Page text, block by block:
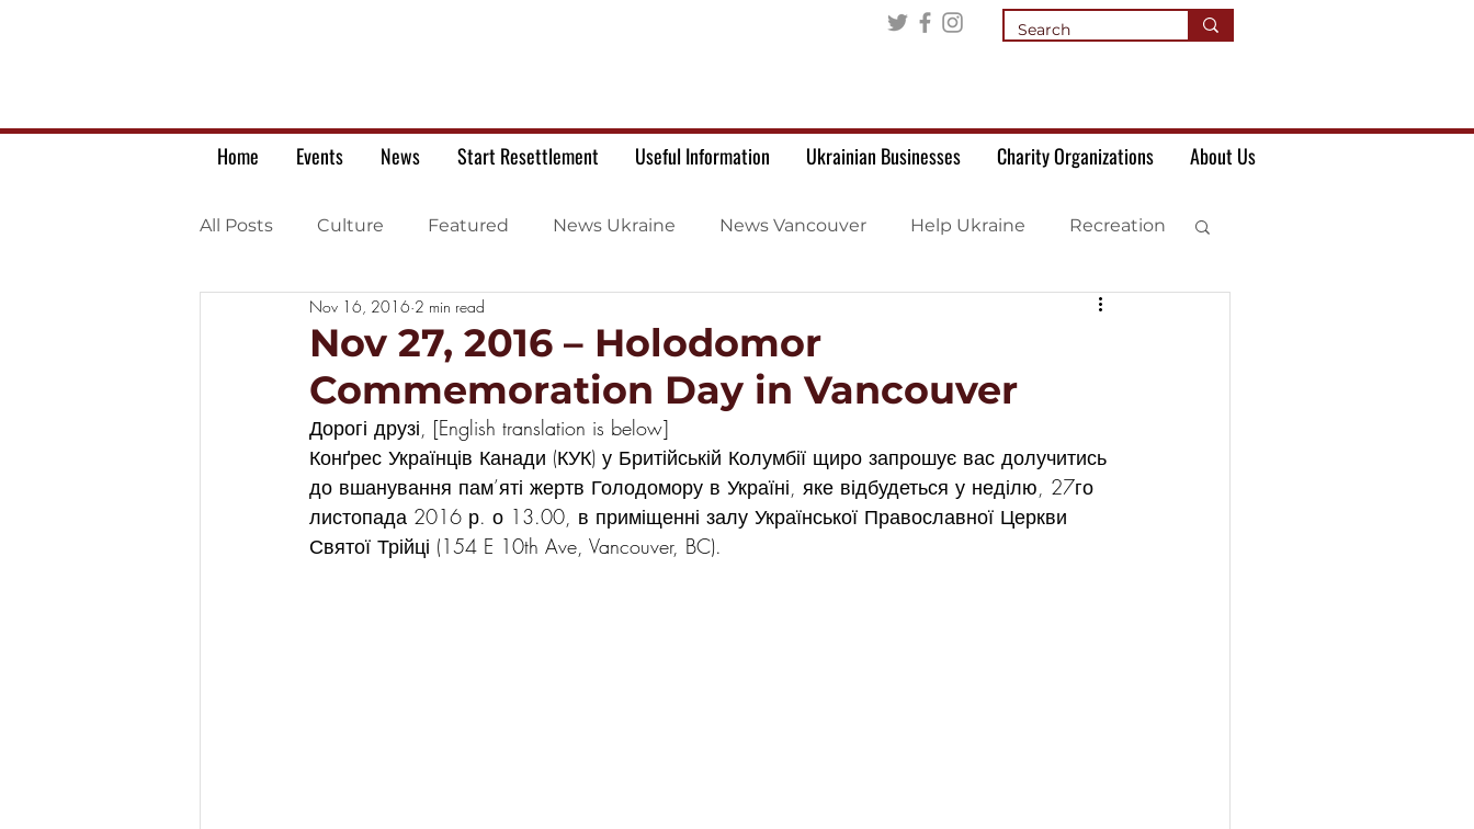
Home Events News Start Resettlement Useful Information Ukrainian Businesses Charity Organizations About Us
All Posts Culture Featured News Ukraine News Vancouver Help Ukraine Recreation
Ukrainian war letters
Nov 27, 2016 – Holodomor
Commemoration Day in Vancouver
Nov 16, 2016 2 min read
Дорогі друзі, [English translation is below]
Конґрес Українців Канади (КУК) у Бритійській Колумбії щиро запрошує вас долучитись
до вшанування пам’яті жертв Голодомору в Україні, яке відбудеться у неділю, 27го
листопада 2016 р. о 13.00, в приміщенні залу Української Православної Церкви
Святої Трійці (154 E 10th Ave, Vancouver, BC).